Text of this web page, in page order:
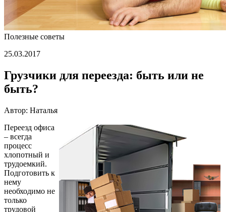
Полезные советы
25.03.2017
Грузчики для переезда: быть или не
быть?
Автор: Наталья
Переезд офиса
– всегда
процесс
хлопотный и
трудоемкий.
Подготовить к
нему
необходимо не
только
трудовой